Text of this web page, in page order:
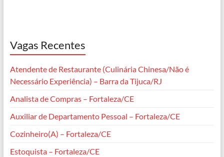
Vagas Recentes
Atendente de Restaurante (Culinária Chinesa/Não é
Necessário Experiência) – Barra da Tijuca/RJ
Analista de Compras – Fortaleza/CE
Auxiliar de Departamento Pessoal – Fortaleza/CE
Cozinheiro(A) – Fortaleza/CE
Estoquista – Fortaleza/CE